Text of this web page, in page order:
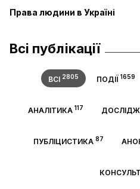
Права людини в Україні
Всі публікації
ВСІ2805 ПОДІЇ1659
АНАЛІТИКА 117
ПУБЛІЦИСТИКА 87